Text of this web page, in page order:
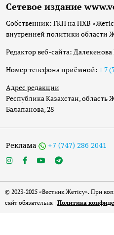
Сетевое издание
Собственник: ГКП на ПХВ
внутренней политики области
Редактор веб-сайта:
Номер телефона приёмной: + 7
Адрес редакции
Республика Казахстан, область
Балапанова, 28
Реклама +7 (747) 286 2041
© 2023-2025 «Вестник Жетісу». При
сайт обязательна | Политика